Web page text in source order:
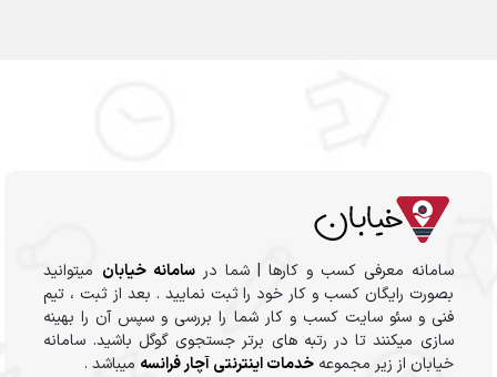
سامانه معرفی کسب و کارها | شما درسامانه خیابان میتوانید
بصورت رایگان کسب و کار خود را ثبت نمایید . بعد از ثبت ، تیم
فنی و سئو سایت کسب و کار شما را بررسی و سپس آن را بهینه
سازی میکنند تا در رتبه های برتر جستجوی گوگل باشید. سامانه
خیابان از زیر مجموعهخدمات اینترنتی آچار فرانسه میباشد .